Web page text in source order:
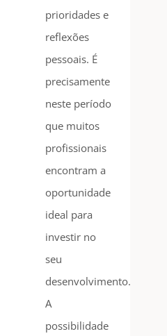
prioridades e
reflexões
pessoais. É
precisamente
neste período
que muitos
profissionais
encontram a
oportunidade
ideal para
investir no
seu
desenvolvimento.
A
possibilidade